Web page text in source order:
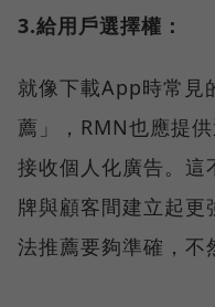
3.給用戶選擇權：
就像下載App時常見
薦」，RMN也應提
接收個人化廣告。這
牌與顧客間建立起
法推薦要夠準確，不